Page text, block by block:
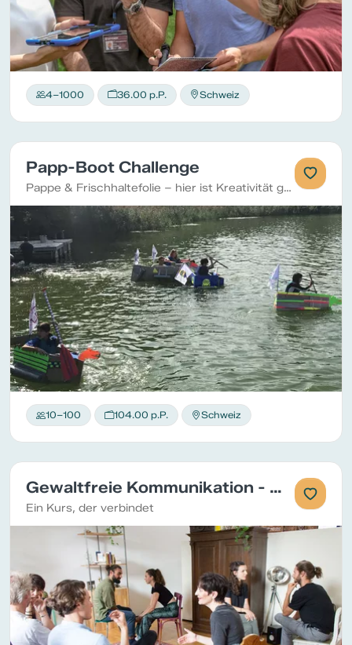
4–1000 36.00 p.P. Schweiz
Papp-Boot Challenge
Pappe & Frischhaltefolie – hier ist Kreativität gefragt!
10–100 104.00 p.P. Schweiz
Gewaltfreie Kommunikation - Workshop
Ein Kurs, der verbindet